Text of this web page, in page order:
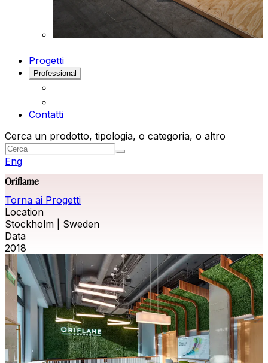
Progetti
Professional
Contatti
Cerca un prodotto, tipologia, o categoria, o altro
Eng
Oriflame
Torna ai Progetti
Location
Stockholm | Sweden
Data
2018